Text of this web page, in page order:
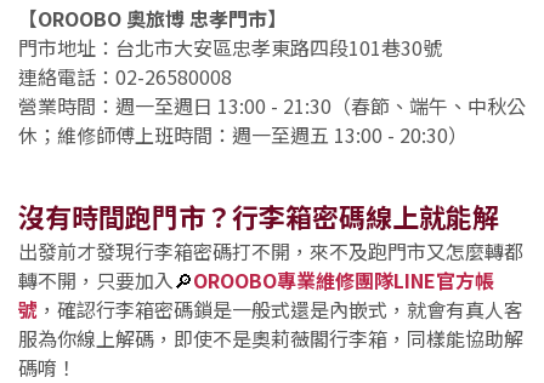
【OROOBO 奧旅博 忠孝門市】
門市地址：台北市大安區忠孝東路四段101巷30號
連絡電話：02-26580008
營業時間：週一至週日 13:00 - 21:30 （春節、端午、中秋公
休 ；維修師傅上班時間：週一至週五 13:00 - 20:30）
沒有時間跑門市？行李箱密碼線上就能解
出發前才發現行李箱密碼打不開，來不及跑門市又怎麼轉都
轉不開，只要加入🔎OROOBO專業維修團隊LINE官方帳
號 ，確認行李箱密碼鎖是一般式還是內嵌式，就會有真人客
服為你線上解碼，即使不是奧莉薇閣行李箱，同樣能協助解
碼唷！